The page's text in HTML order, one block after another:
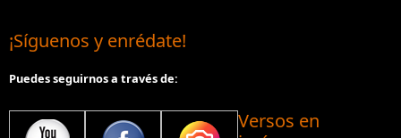
¡Síguenos y enrédate!
Puedes seguirnos a través de:
Versos en